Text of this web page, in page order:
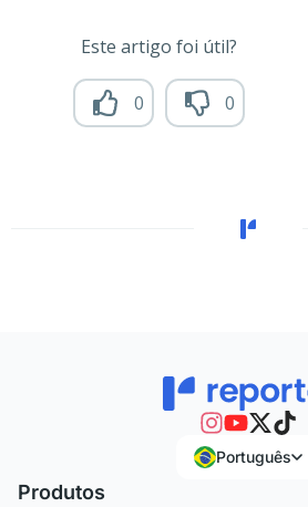
Este artigo foi útil?
0 0
Português
Produtos